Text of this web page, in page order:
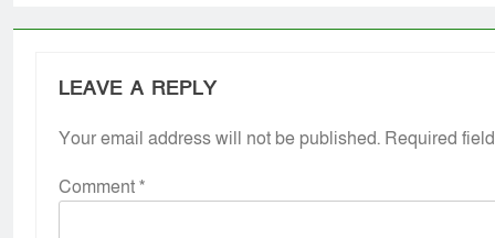
LEAVE A REPLY
Your email address will not be published. Required
Comment*